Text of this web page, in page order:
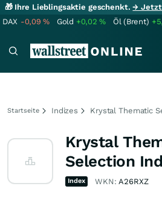
🎁 Ihre Lieblingsaktie geschenkt.→ Jetzt
DAX -0,09% Gold +0,02% Öl (Brent)
Startseite Indizes Krystal Thematic
Krystal
Selection
Index WKN:A26RXZ